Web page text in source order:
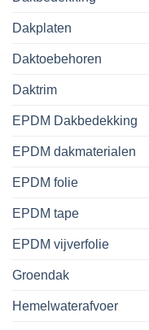
Dakplaten
Daktoebehoren
Daktrim
EPDM Dakbedekking
EPDM dakmaterialen
EPDM folie
EPDM tape
EPDM vijverfolie
Groendak
Hemelwaterafvoer